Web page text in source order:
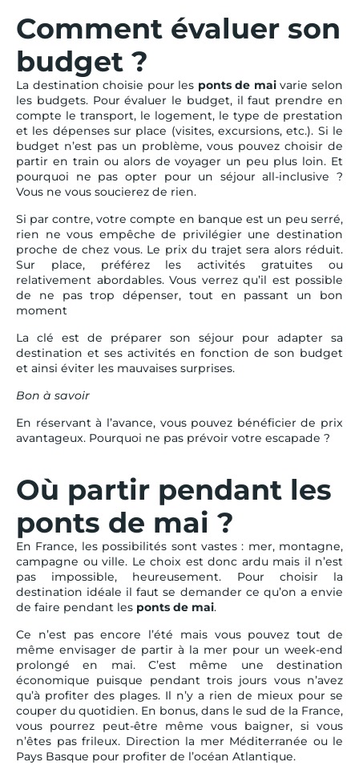
Comment évaluer son
budget ?
La destination choisie pour les ponts de maivarie selon
les budgets. Pour évaluer le budget, il faut prendre en
compte le transport, le logement, le type de prestation
et les dépenses sur place (visites, excursions, etc.). Si le
budget n’est pas un problème, vous pouvez choisir de
partir en train ou alors de voyager un peu plus loin. Et
pourquoi ne pas opter pour un séjour all-inclusive ?
Vous ne vous soucierez de rien.
Si par contre, votre compte en banque est un peu serré,
rien ne vous empêche de privilégier une destination
proche de chez vous. Le prix du trajet sera alors réduit.
Sur place, préférez les activités gratuites ou
relativement abordables. Vous verrez qu’il est possible
de ne pas trop dépenser, tout en passant un bon
moment
La clé est de préparer son séjour pour adapter sa
destination et ses activités en fonction de son budget
et ainsi éviter les mauvaises surprises.
Bon à savoir
En réservant à l’avance, vous pouvez bénéficier de prix
avantageux. Pourquoi ne pas prévoir votre escapade ?
Où partir pendant les
ponts de mai ?
En France, les possibilités sont vastes : mer, montagne,
campagne ou ville. Le choix est donc ardu mais il n’est
pas impossible, heureusement. Pour choisir la
destination idéale il faut se demander ce qu’on a envie
de faire pendant les ponts de mai.
Ce n’est pas encore l’été mais vous pouvez tout de
même envisager de partir à la mer pour un week-end
prolongé en mai. C’est même une destination
économique puisque pendant trois jours vous n’avez
qu’à profiter des plages. Il n’y a rien de mieux pour se
couper du quotidien. En bonus, dans le sud de la France,
vous pourrez peut-être même vous baigner, si vous
n’êtes pas frileux. Direction la mer Méditerranée ou le
Pays Basque pour profiter de l’océan Atlantique.